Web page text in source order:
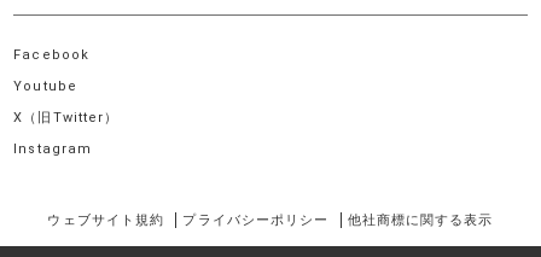
Facebook
Youtube
X（旧Twitter）
Instagram
ウェブサイト規約 プライバシーポリシー 他社商標に関する表示